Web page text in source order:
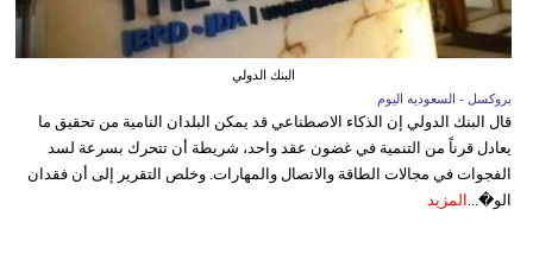
البنك الدولي
بروكسل - السعوديه اليوم
قال البنك الدولي إن الذكاء الاصطناعي قد يمكن البلدان النامية من تحقيق ما
يعادل قرناً من التنمية في غضون عقد واحد، شريطة أن تتحرك بسرعة لسد
الفجوات في مجالات الطاقة والاتصال والمهارات. وخلص التقرير إلى أن فقدان
الو�... المزيد